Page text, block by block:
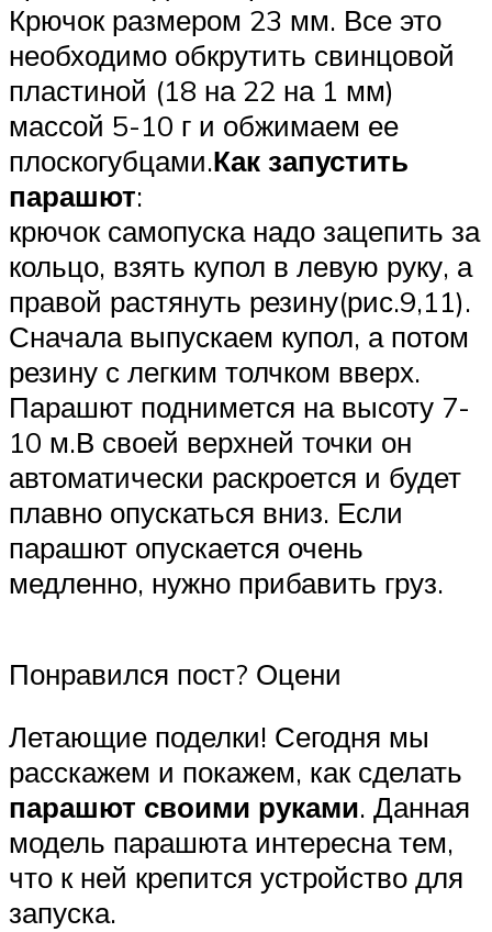
Крючок размером 23 мм. Все это
необходимо обкрутить свинцовой
пластиной (18 на 22 на 1 мм)
массой 5-10 г и обжимаем ее
плоскогубцами.Как запустить
парашют:
крючок самопуска надо зацепить за
кольцо, взять купол в левую руку, а
правой растянуть резину(рис.9,11).
Сначала выпускаем купол, а потом
резину с легким толчком вверх.
Парашют поднимется на высоту 7-
10 м.В своей верхней точки он
автоматически раскроется и будет
плавно опускаться вниз. Если
парашют опускается очень
медленно, нужно прибавить груз.
Понравился пост? Оцени
Летающие поделки! Сегодня мы
расскажем и покажем, как сделать
парашют своими руками. Данная
модель парашюта интересна тем,
что к ней крепится устройство для
запуска.